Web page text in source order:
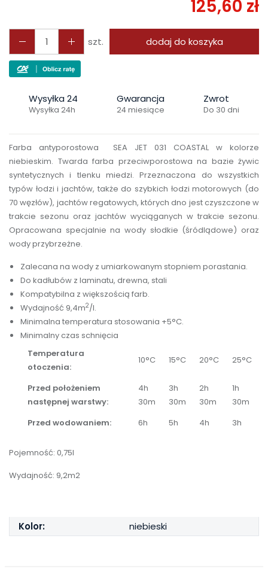
125,60 zł
szt. dodaj do koszyka
Wysyłka 24
Wysyłka 24h
Gwarancja
24 miesiące
Zwrot
Do 30 dni
Farba antyporostowa SEA JET 031 COASTAL w kolorze
niebieskim. Twarda farba przeciwporostowa na bazie żywic
syntetycznych i tlenku miedzi. Przeznaczona do wszystkich
typów łodzi i jachtów, także do szybkich łodzi motorowych (do
70 węzłów), jachtów regatowych, których dno jest czyszczone w
trakcie sezonu oraz jachtów wyciąganych w trakcie sezonu.
Opracowana specjalnie na wody słodkie (śródlądowe) oraz
wody przybrzeżne.
Zalecana na wody z umiarkowanym stopniem porastania.
Do kadłubów z laminatu, drewna, stali
Kompatybilna z większością farb.
Wydajność 9,4m2/l.
Minimalna temperatura stosowania +5°C.
Minimalny czas schnięcia
Temperatura
otoczenia:
10°C 15°C 20°C 25°C
Przed położeniem
następnej warstwy:
4h
30m
3h
30m
2h
30m
1h
30m
Przed wodowaniem:
6h 5h 4h 3h
Pojemność: 0,75l
Wydajność: 9,2m2
Kolor: niebieski